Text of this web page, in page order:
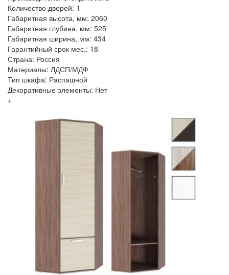
Количество дверей: 1
Габаритная высота, мм: 2060
Габаритная глубина, мм: 525
Габаритная ширина, мм: 434
Гарантийный срок мес.: 18
Страна: Россия
Материалы: ЛДСП/МДФ
Тип шкафа: Распашной
Декоративные элементы: Нет
+